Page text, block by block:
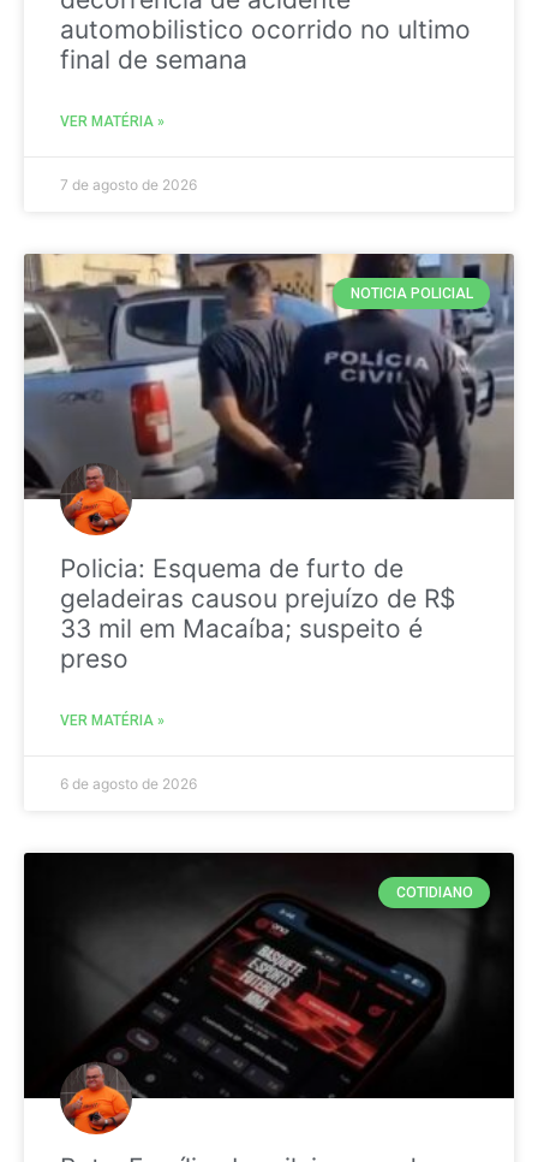
automobilistico ocorrido no ultimo
final de semana
VER MATÉRIA »
7 de agosto de 2026
NOTICIA POLICIAL
Policia: Esquema de furto de
geladeiras causou prejuízo de R$
33 mil em Macaíba; suspeito é
preso
VER MATÉRIA »
6 de agosto de 2026
COTIDIANO